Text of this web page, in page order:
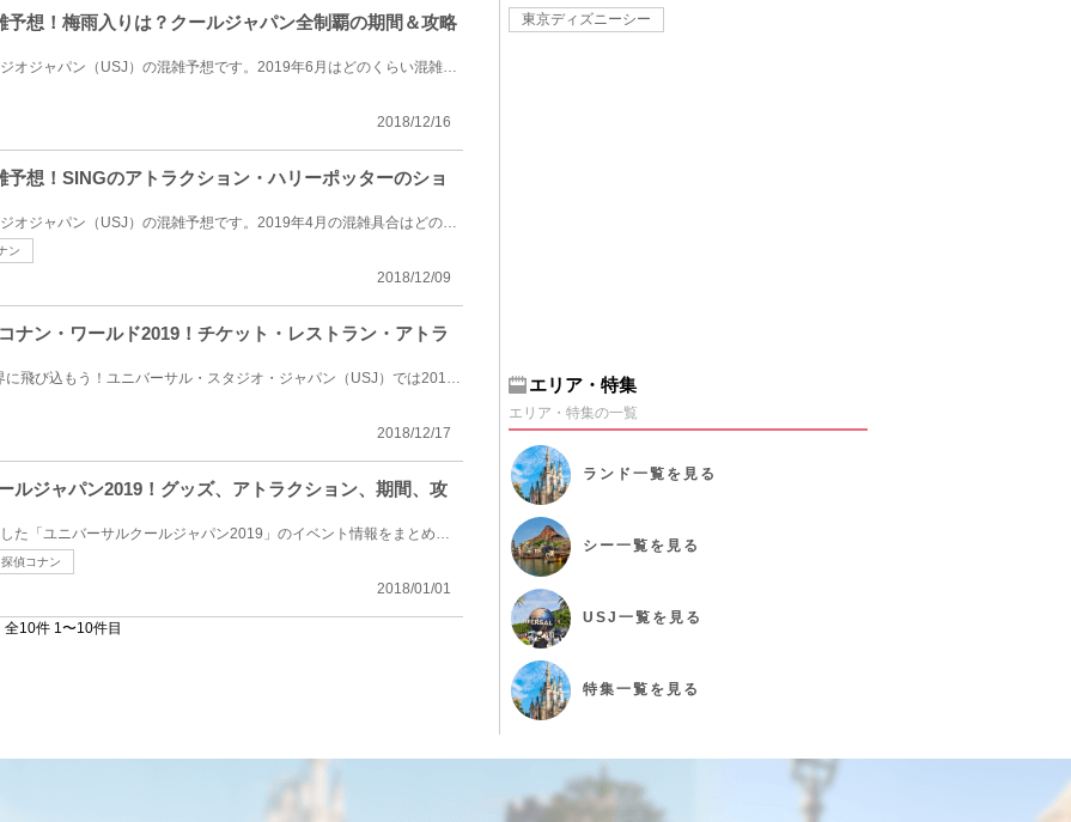
予想！梅雨入りは？クールジャパン全制覇の期間＆攻略
2019年6月のユニバーサルスタジオジャパン（USJ）の混雑予想です。2019年6月はどのくらい混雑する？2019...
2018/12/16
予想！SINGのアトラクション・ハリーポッターのショ
2019年4月のユニバーサルスタジオジャパン（USJ）の混雑予想です。2019年4月の混雑具合はどのくらい？20...
ン
2018/12/09
ナン・ワールド2019！チケット・レストラン・アトラ
2019年もユニバでコナンの世界に飛び込もう！ユニバーサル・スタジオ・ジャパン（USJ）では2019年も「ユ...
2018/12/17
ルジャパン2019！グッズ、アトラクション、期間、攻
USJと日本のエンタメがコラボした「ユニバーサルクールジャパン2019」のイベント情報をまとめました。20...
偵コナン
2018/01/01
全10件 1〜10件目
東京ディズニーシー
エリア・特集
エリア・特集の一覧
ランド 一覧を見る
シー一覧を見る
USJ 一覧を見る
特集一覧を見る